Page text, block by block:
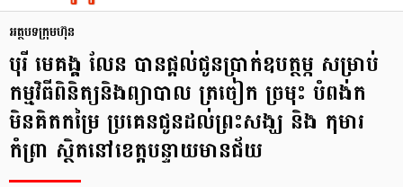
អត្ថបទក្រុមហ៊ុន
បុរី មេគង្គ លែន បានផ្តល់ជូនប្រាក់ឧបត្ថម្ភ សម្រាប់
កម្មវិធីពិនិត្យនិងព្យាបាល ត្រចៀក ច្រមុះ បំពង់ក
មិនគិតកម្រៃ ប្រគេនជូនដល់ព្រះសង្ឃ និង កុមារ
កំព្រា ស្ថិតនៅខេត្តបន្ទាយមានជ័យ